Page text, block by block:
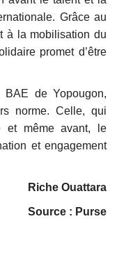
Grâce au
à la mobilisation du
promet d’être
de Yopougon,
norme. Celle, qui
et même avant, le
et engagement
Riche Ouattara
Source : Purse